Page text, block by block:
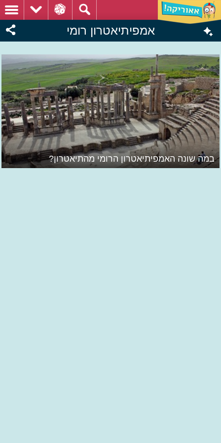
אמפיתיאטרון רומי
במה שונה האמפיתיאטרון הרומי מהתיאטרון?